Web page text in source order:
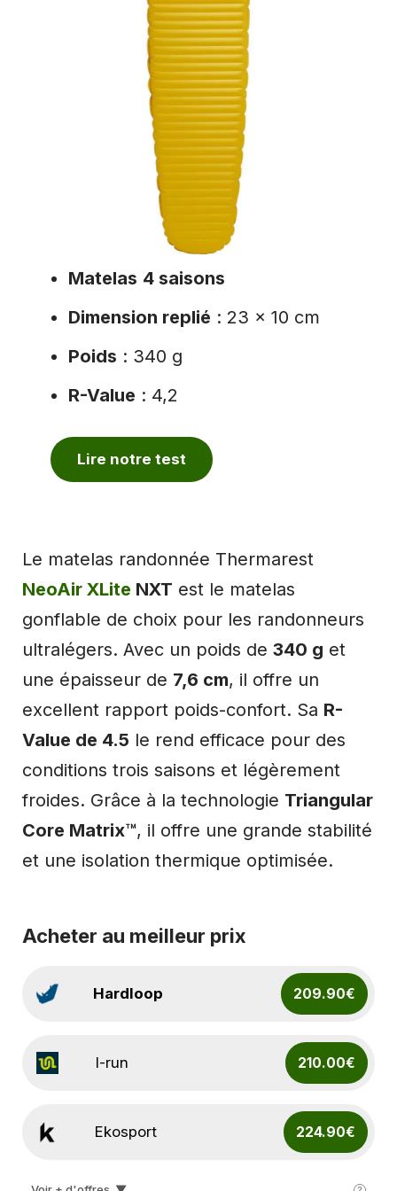
Matelas 4 saisons
Dimension replié : 23 x 10 cm
Poids : 340 g
R-Value : 4,2
Lire notre test
Le matelas randonnée Thermarest
NeoAir XLite NXT est le matelas
gonflable de choix pour les randonneurs
ultralégers. Avec un poids de 340 g et
une épaisseur de 7,6 cm, il offre un
excellent rapport poids-confort. Sa R-
Value de 4.5 le rend efficace pour des
conditions trois saisons et légèrement
froides. Grâce à la technologie Triangular
Core Matrix™, il offre une grande stabilité
et une isolation thermique optimisée.
Acheter au meilleur prix
Hardloop 209.90€
I-run 210.00€
Ekosport 224.90€